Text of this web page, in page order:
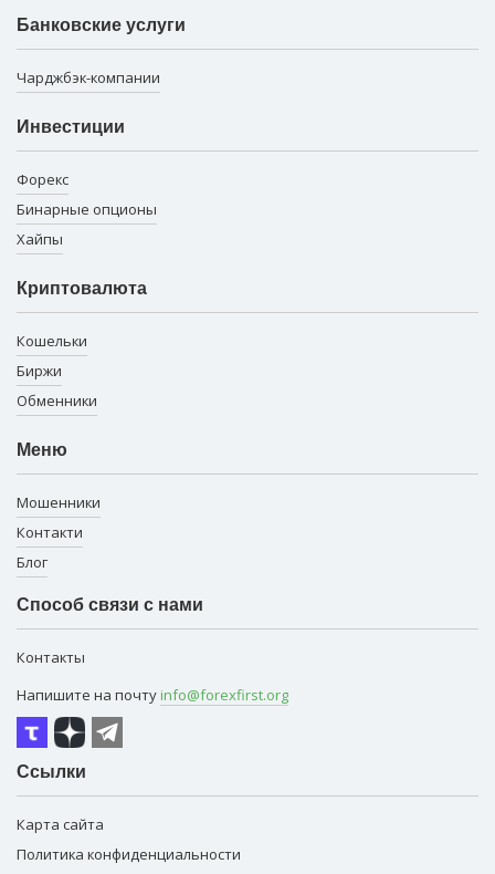
Банковские услуги
Чарджбэк-компании
Инвестиции
Форекс
Бинарные опционы
Хайпы
Криптовалюта
Кошельки
Биржи
Обменники
Меню
Мошенники
Контакти
Блог
Способ связи с нами
Контакты
Напишите на почту info@forexfirst.org
Ссылки
Карта сайта
Политика конфиденциальности